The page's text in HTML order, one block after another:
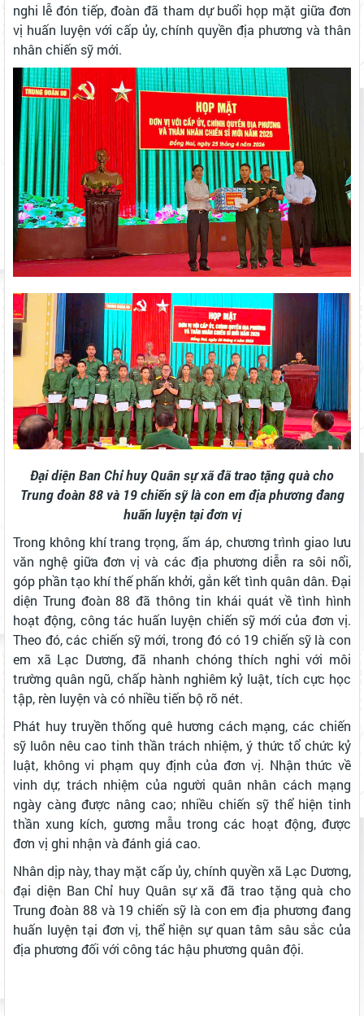
nghi lễ đón tiếp, đoàn đã tham dự buổi họp mặt giữa đơn
vị huấn luyện với cấp ủy, chính quyền địa phương và thân
nhân chiến sỹ mới.
Đại diện Ban Chỉ huy Quân sự xã đã trao tặng quà cho
Trung đoàn 88 và 19 chiến sỹ là con em địa phương đang
huấn luyện tại đơn vị
Trong không khí trang trọng, ấm áp, chương trình giao lưu
văn nghệ giữa đơn vị và các địa phương diễn ra sôi nổi,
góp phần tạo khí thế phấn khởi, gắn kết tình quân dân. Đại
diện Trung đoàn 88 đã thông tin khái quát về tình hình
hoạt động, công tác huấn luyện chiến sỹ mới của đơn vị.
Theo đó, các chiến sỹ mới, trong đó có 19 chiến sỹ là con
em xã Lạc Dương, đã nhanh chóng thích nghi với môi
trường quân ngũ, chấp hành nghiêm kỷ luật, tích cực học
tập, rèn luyện và có nhiều tiến bộ rõ nét.
Phát huy truyền thống quê hương cách mạng, các chiến
sỹ luôn nêu cao tinh thần trách nhiệm, ý thức tổ chức kỷ
luật, không vi phạm quy định của đơn vị. Nhận thức về
vinh dự, trách nhiệm của người quân nhân cách mạng
ngày càng được nâng cao; nhiều chiến sỹ thể hiện tinh
thần xung kích, gương mẫu trong các hoạt động, được
đơn vị ghi nhận và đánh giá cao.
Nhân dịp này, thay mặt cấp ủy, chính quyền xã Lạc Dương,
đại diện Ban Chỉ huy Quân sự xã đã trao tặng quà cho
Trung đoàn 88 và 19 chiến sỹ là con em địa phương đang
huấn luyện tại đơn vị, thể hiện sự quan tâm sâu sắc của
địa phương đối với công tác hậu phương quân đội.